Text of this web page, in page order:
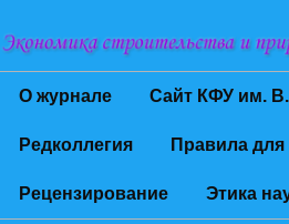
О журнале Сайт КФУ им.
Редколлегия Правила для
Рецензирование Этика